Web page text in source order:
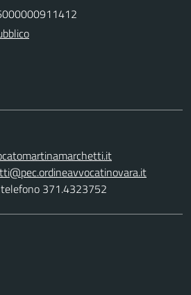
371.4323752